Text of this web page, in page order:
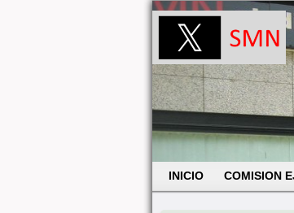
INICIO COMISION